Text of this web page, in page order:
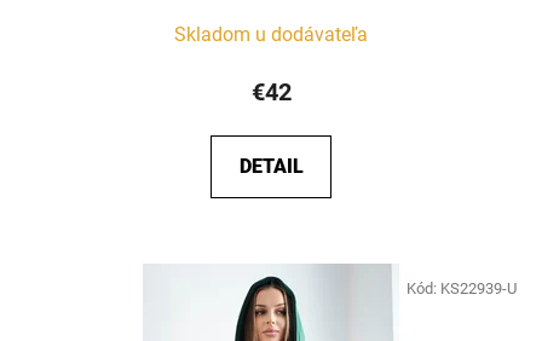
Skladom u dodávateľa
€42
DETAIL
Kód: KS22939-U